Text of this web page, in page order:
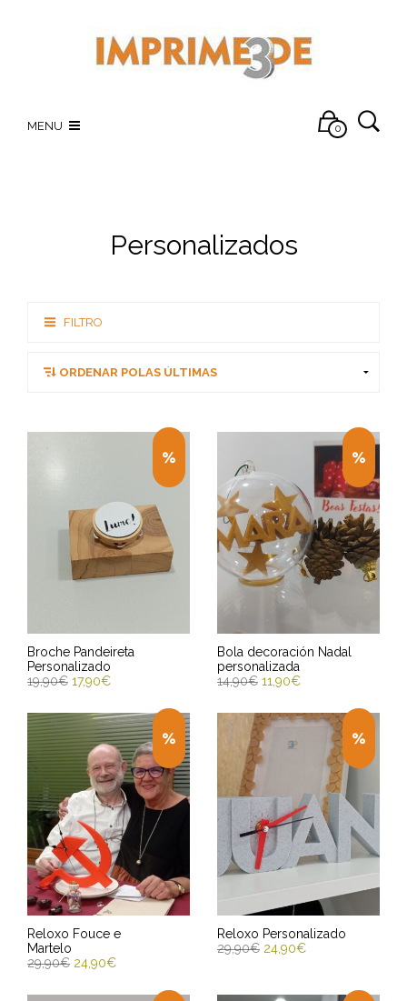
MENU 0
Personalizados
FILTRO
Broche Pandeireta
Personalizado
19,90€ 17,90€
ENGADIR AO CARRIÑO
Entrega Estimada entre
12/08/2026 - 14/08/2026
Bola decoración Nadal
personalizada
14,90€ 11,90€
SELECT OPTIONS
Entrega Estimada entre
12/08/2026 - 14/08/2026
Reloxo Fouce e
Martelo
29,90€ 24,90€
Reloxo Personalizado
29,90€ 24,90€